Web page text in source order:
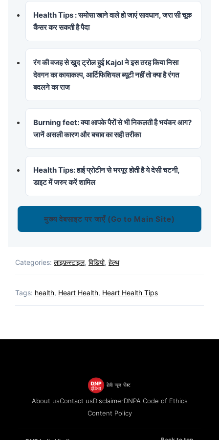
Health Tips : समोसा खाने वाले हो जाएं सावधान, जरा सी चूक
कैंसर कर सकती है पैदा
रंग की वजह से खुद ट्रोल हुई Kajol ने इस तरह किया निसा
देवगन का कायाकल्प, आर्टिफिशियल ब्यूटी नहीं तो क्या है रंगत
बदलने का राज
Burning feet: क्या आपके पैरों से भी निकलती है भयंकर आग?
जानें असली कारण और बचाव का सही तरीका
Health Tips: हाई प्रोटीन से भरपूर होती है ये देसी चटनी,
डाइट में जरुर करें शामिल
मुख्य वेबसाइट पर जाएँ (Go to Main Site)
Categories: लाइफ़स्टाइल, विडियो, हेल्थ
Tags: health, Heart Health, Heart Health Tips
About usContact usDisclaimerDNPA Code of Ethics
Content Policy